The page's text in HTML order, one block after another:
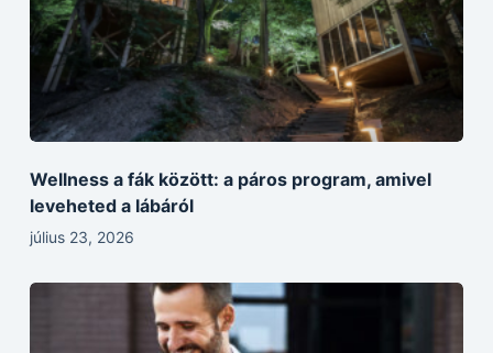
Wellness a fák között: a páros program, amivel
leveheted a lábáról
július 23, 2026